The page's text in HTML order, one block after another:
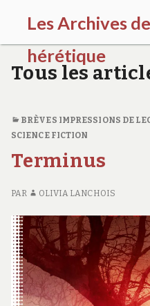
Les Archives
hérétique
(
0
5
2
2
0
)
Tous les
BRÈVES IMPRESSIONS DE
SCIENCE FICTION
Terminus
PAR OLIVIA LANCHOIS